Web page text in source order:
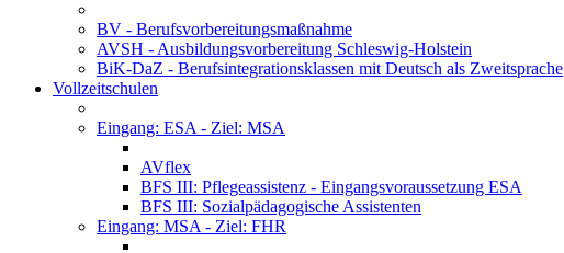
BV - Berufsvorbereitungsmaßnahme
AVSH - Ausbildungsvorbereitung Schleswig-Holstein
BiK-DaZ - Berufsintegrationsklassen mit Deutsch als Zweitsprache
Vollzeitschulen
Eingang: ESA - Ziel: MSA
AVflex
BFS III: Pflegeassistenz - Eingangsvoraussetzung ESA
BFS III: Sozialpädagogische Assistenten
Eingang: MSA - Ziel: FHR